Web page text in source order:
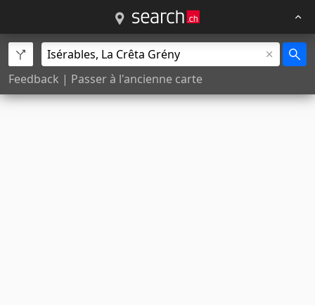
Feedback | Passer à l'ancienne carte